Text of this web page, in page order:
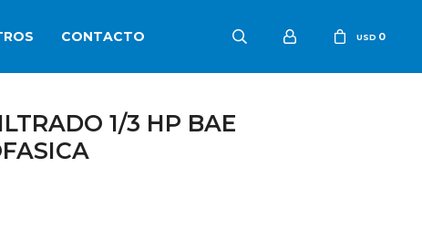
CONTACTO USD 0
1/3 HP BAE